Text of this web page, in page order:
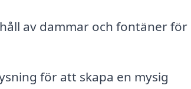
av dammar och fontäner för
för att skapa en mysig